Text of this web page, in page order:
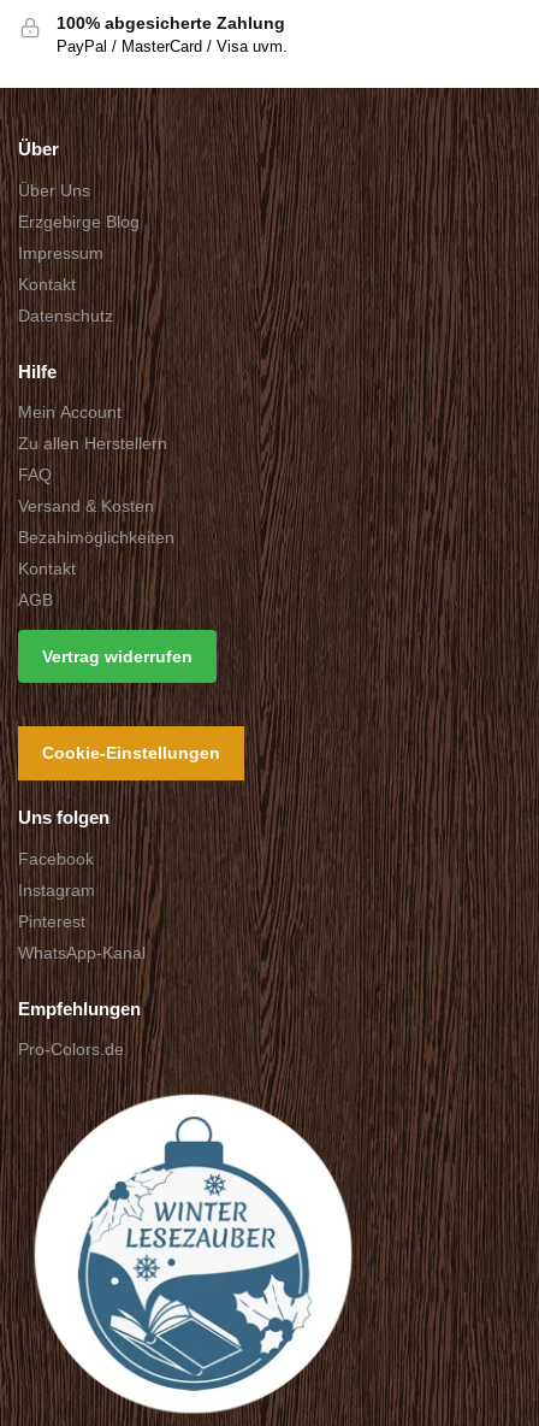
100% abgesicherte Zahlung
PayPal / MasterCard / Visa uvm.
Über
Über Uns
Erzgebirge Blog
Impressum
Kontakt
Datenschutz
Hilfe
Mein Account
Zu allen Herstellern
FAQ
Versand & Kosten
Bezahlmöglichkeiten
Kontakt
AGB
Vertrag widerrufen
Cookie-Einstellungen
Uns folgen
Facebook
Instagram
Pinterest
WhatsApp-Kanal
Empfehlungen
Pro-Colors.de